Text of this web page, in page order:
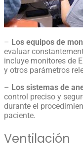
– Los equipos de
evaluar
incluye monitores de
y otros parámetros
– Los sistemas de
control preciso y
durante el
paciente.
Ventilación